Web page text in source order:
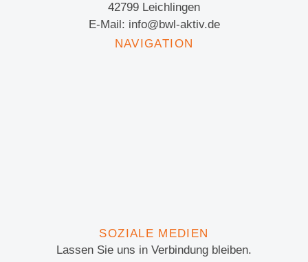
42799 Leichlingen
E-Mail: info@bwl-aktiv.de
NAVIGATION
SOZIALE MEDIEN
Lassen Sie uns in Verbindung bleiben.